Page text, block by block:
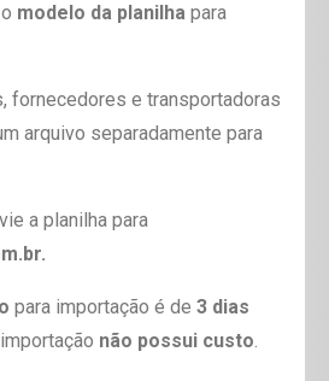
modelo da planilha para
fornecedores e transportadoras
arquivo separadamente para
a planilha para
para importação é de 3 dias
importação não possui custo.